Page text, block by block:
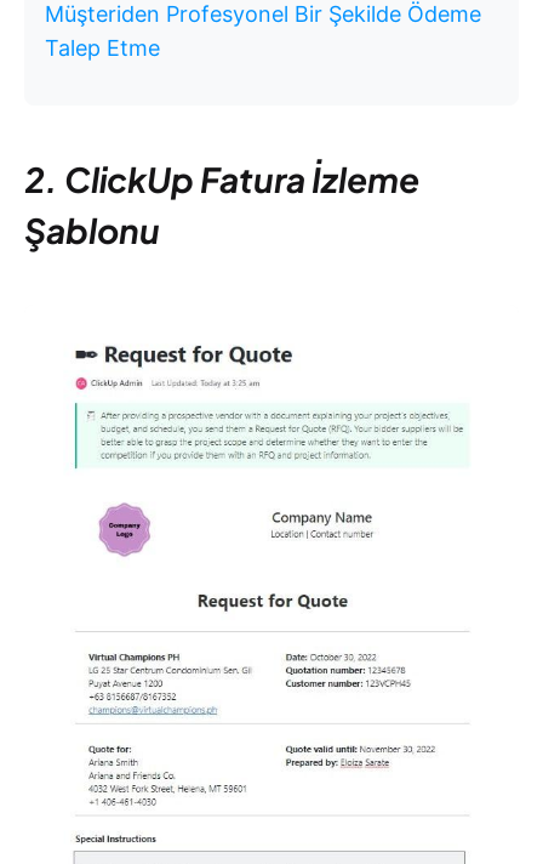
Müşteriden Profesyonel Bir Şekilde Ödeme
Talep Etme
2. ClickUp Fatura İzleme
Şablonu